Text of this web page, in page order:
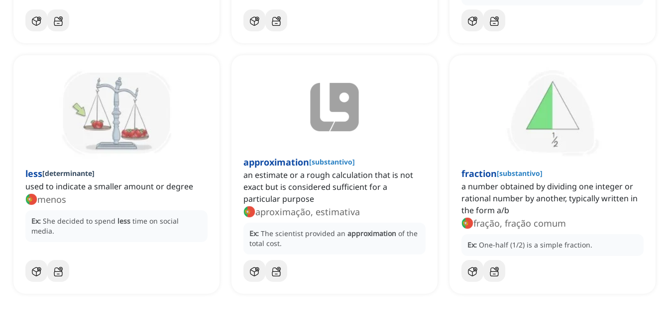
less[determinante]
used to indicate a smaller amount or degree
menos
Ex: She decided to spend less time on social
media.
approximation[substantivo]
an estimate or a rough calculation that is not
exact but is considered sufficient for a
particular purpose
aproximação, estimativa
Ex: The scientist provided an approximation of the
total cost.
fraction[substantivo]
a number obtained by dividing one integer or
rational number by another, typically written in
the form a/b
fração, fração comum
Ex: One-half (1/2) is a simple fraction.